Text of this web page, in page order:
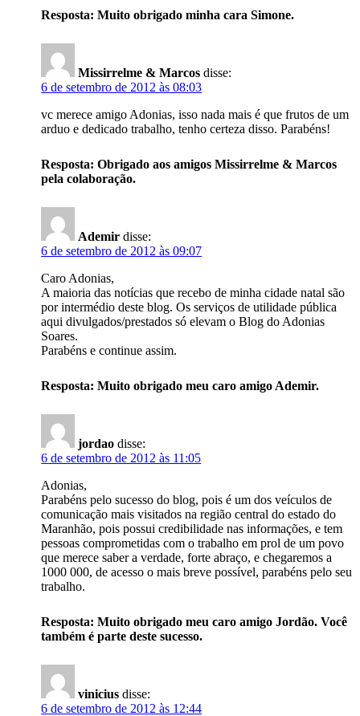
Resposta: Muito obrigado minha cara Simone.
Missirrelme & Marcos disse:
6 de setembro de 2012 às 08:03
vc merece amigo Adonias, isso nada mais é que frutos de um
arduo e dedicado trabalho, tenho certeza disso. Parabéns!
Resposta: Obrigado aos amigos Missirrelme & Marcos
pela colaboração.
Ademir disse:
6 de setembro de 2012 às 09:07
Caro Adonias,
A maioria das notícias que recebo de minha cidade natal são
por intermédio deste blog. Os serviços de utilidade pública
aqui divulgados/prestados só elevam o Blog do Adonias
Soares.
Parabéns e continue assim.
Resposta: Muito obrigado meu caro amigo Ademir.
jordao disse:
6 de setembro de 2012 às 11:05
Adonias,
Parabéns pelo sucesso do blog, pois é um dos veículos de
comunicação mais visitados na região central do estado do
Maranhão, pois possui credibilidade nas informações, e tem
pessoas comprometidas com o trabalho em prol de um povo
que merece saber a verdade, forte abraço, e chegaremos a
1000 000, de acesso o mais breve possível, parabéns pelo seu
trabalho.
Resposta: Muito obrigado meu caro amigo Jordão. Você
também é parte deste sucesso.
vinicius disse:
6 de setembro de 2012 às 12:44